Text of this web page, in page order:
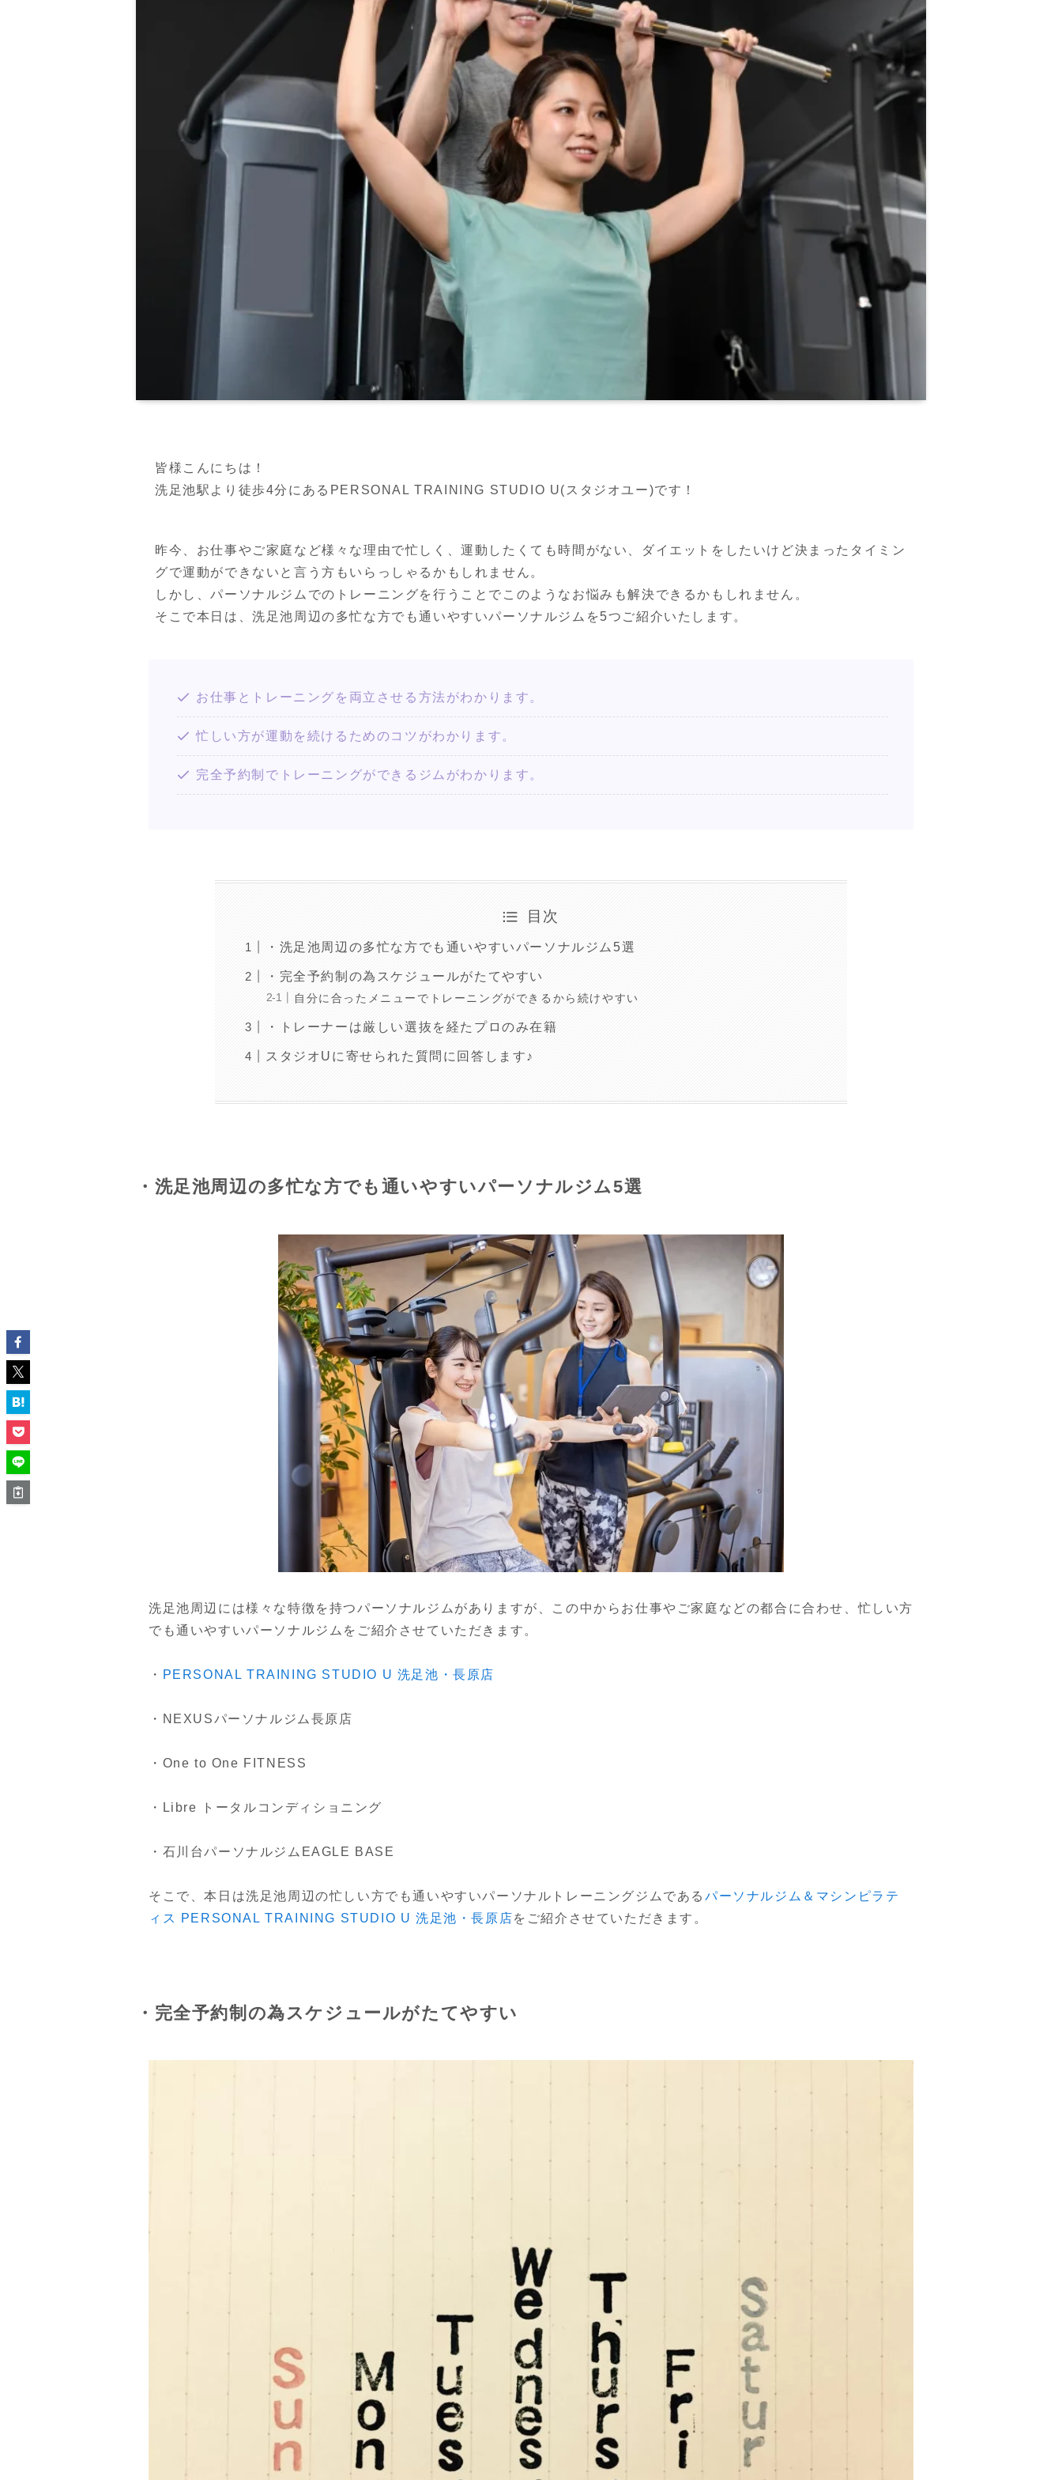
皆様こんにちは！
洗足池駅より徒歩4分にあるPERSONAL TRAINING STUDIO U(スタジオユー)です！
昨今、お仕事やご家庭など様々な理由で忙しく、運動したくても時間がない、ダイエットをしたいけど決まったタイミン
グで運動ができないと言う方もいらっしゃるかもしれません。
しかし、パーソナルジムでのトレーニングを行うことでこのようなお悩みも解決できるかもしれません。
そこで本日は、洗足池周辺の多忙な方でも通いやすいパーソナルジムを5つご紹介いたします。
お仕事とトレーニングを両立させる方法がわかります。
忙しい方が運動を続けるためのコツがわかります。
完全予約制でトレーニングができるジムがわかります。
目次
・洗足池周辺の多忙な方でも通いやすいパーソナルジム5選
・完全予約制の為スケジュールがたてやすい
自分に合ったメニューでトレーニングができるから続けやすい
・トレーナーは厳しい選抜を経たプロのみ在籍
スタジオUに寄せられた質問に回答します♪
・洗足池周辺の多忙な方でも通いやすいパーソナルジム5選
洗足池周辺には様々な特徴を持つパーソナルジムがありますが、この中からお仕事やご家庭などの都合に合わせ、忙しい方
でも通いやすいパーソナルジムをご紹介させていただきます。
・ PERSONAL TRAINING STUDIO U 洗足池・長原店
・NEXUSパーソナルジム長原店
・One to One FITNESS
・Libre トータルコンディショニング
・石川台パーソナルジムEAGLE BASE
そこで、本日は洗足池周辺の忙しい方でも通いやすいパーソナルトレーニングジムであるパーソナルジム＆マシンピラテ
ィス PERSONAL TRAINING STUDIO U 洗足池・長原店をご紹介させていただきます。
・完全予約制の為スケジュールがたてやすい